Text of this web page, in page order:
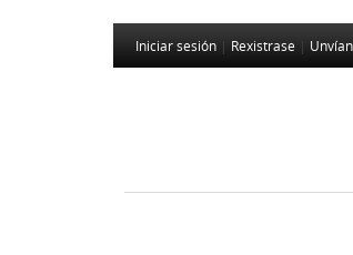
Iniciar sesión Rexistrase